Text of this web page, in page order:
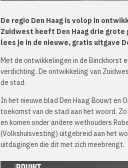
De regio Den Haag is volop in
Zuidwest heeft Den Haag drie
lees je in de nieuwe, gratis uitgave
Met de ontwikkelingen in de Binckhorst
verdichting. De ontwikkeling van
de stad.
In het nieuwe blad Den Haag Bouwt en
toekomst van de stad aan het woord.
en komen onder andere wethouders
(Volkshuisvesting) uitgebreid aan het
uitdagingen die dit met zich meebrengt.